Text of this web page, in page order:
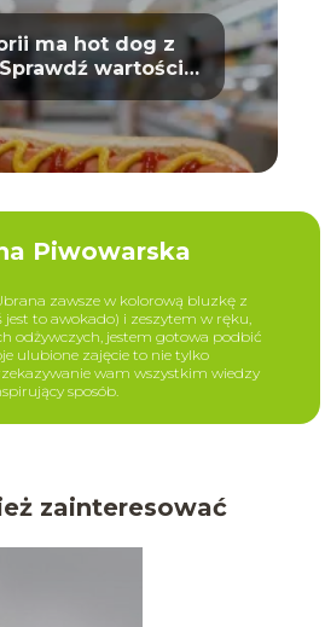
ma hot dog z
wartości
odżywcze
Piwowarska
zawsze w kolorową bluzkę z
to awokado) i zeszytem w ręku,
odżywczych, jestem gotowa podbić
ulubione zajęcie to nie tylko
wam wszystkim wiedzy
sposób.
zainteresować